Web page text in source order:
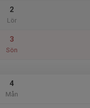
2
Lör
3
Sön
4
Mån